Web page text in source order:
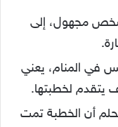
شخص مجهول، إلى
في المنام، يعني
يتقدم لخطبتها.
تحلم أن الخطبة تمت